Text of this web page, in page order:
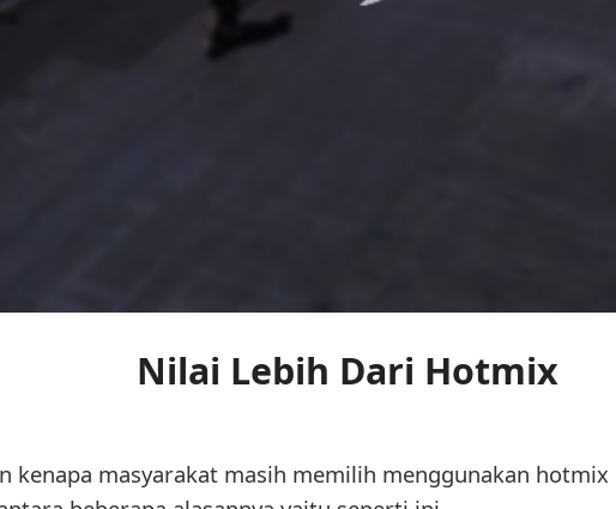
Nilai Lebih Dari Hotmix
kenapa masyarakat masih memilih menggunakan